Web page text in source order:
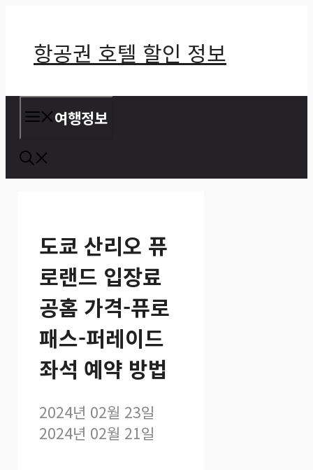
건
항공권 호텔 할인 정보
여행정보
도쿄 산리오 퓨
로랜드 입장료
공홈 가격-퓨로
패스-퍼레이드
좌석 예약 방법
2024년 02월 23일
2024년 02월 21일